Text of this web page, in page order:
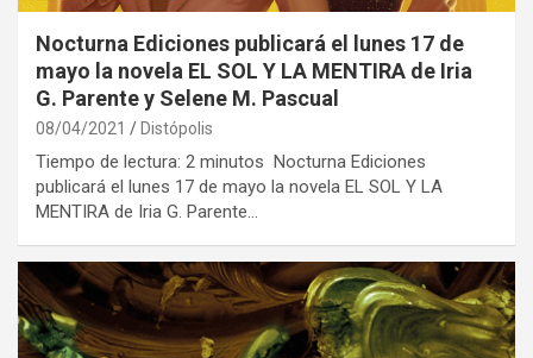
Nocturna Ediciones publicará el lunes 17 de
mayo la novela EL SOL Y LA MENTIRA de Iria
G. Parente y Selene M. Pascual
08/04/2021 Distópolis
Tiempo de lectura: 2 minutos Nocturna Ediciones
publicará el lunes 17 de mayo la novela EL SOL Y LA
MENTIRA de Iria G. Parente…